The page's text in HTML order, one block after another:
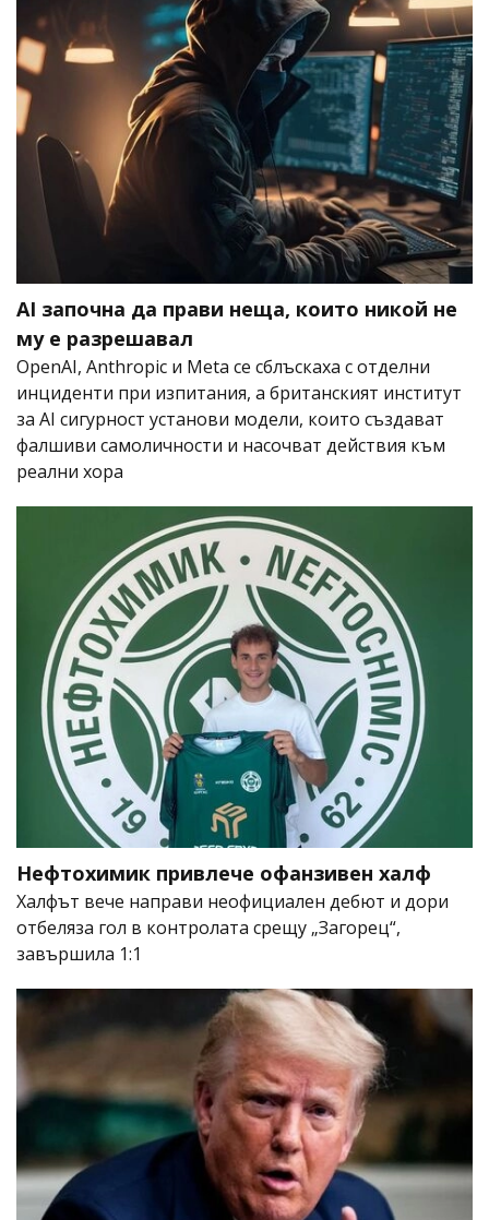
AI започна да прави неща, които никой не
му е разрешавал
OpenAI, Anthropic и Meta се сблъскаха с отделни
инциденти при изпитания, а британският институт
за AI сигурност установи модели, които създават
фалшиви самоличности и насочват действия към
реални хора
Нефтохимик привлече офанзивен халф
Халфът вече направи неофициален дебют и дори
отбеляза гол в контролата срещу „Загорец“,
завършила 1:1